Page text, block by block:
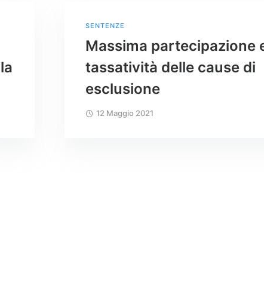
SENTENZE
Massima partecipazione
tassatività delle cause di
esclusione
12 Maggio 2021